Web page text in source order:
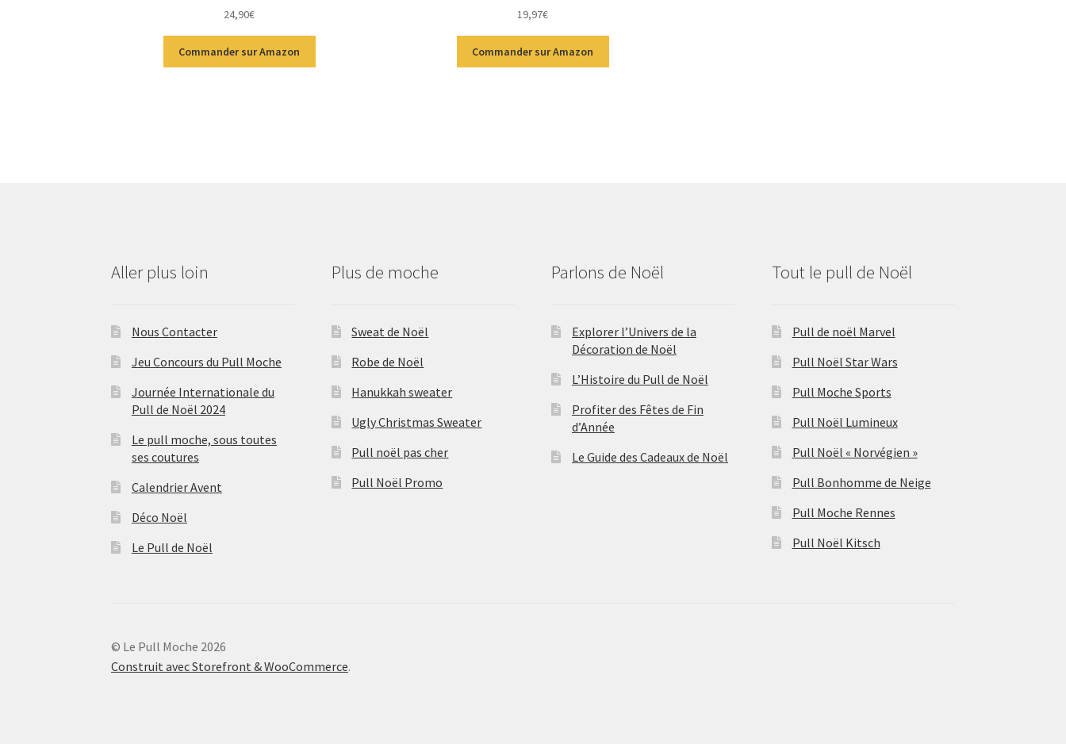
24,90€
Commander sur Amazon
19,97€
Commander sur Amazon
Aller plus loin
Nous Contacter
Jeu Concours du Pull Moche
Journée Internationale du
Pull de Noël 2024
Le pull moche, sous toutes
ses coutures
Calendrier Avent
Déco Noël
Le Pull de Noël
Plus de moche
Sweat de Noël
Robe de Noël
Hanukkah sweater
Ugly Christmas Sweater
Pull noël pas cher
Pull Noël Promo
Parlons de Noël
Explorer l’Univers de la
Décoration de Noël
L’Histoire du Pull de Noël
Profiter des Fêtes de Fin
d’Année
Le Guide des Cadeaux de Noël
Tout le pull de Noël
Pull de noël Marvel
Pull Noël Star Wars
Pull Moche Sports
Pull Noël Lumineux
Pull Noël « Norvégien »
Pull Bonhomme de Neige
Pull Moche Rennes
Pull Noël Kitsch
© Le Pull Moche 2026
Construit avec Storefront & WooCommerce.